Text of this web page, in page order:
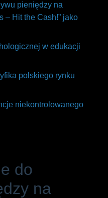
pieniędzy na
– Hit the Cash!” jako
w edukacji
polskiego rynku
niekontrolowanego
do
na